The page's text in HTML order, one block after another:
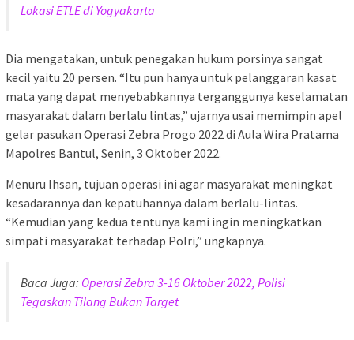
Lokasi ETLE di Yogyakarta
Dia mengatakan, untuk penegakan hukum porsinya sangat
kecil yaitu 20 persen. “Itu pun hanya untuk pelanggaran kasat
mata yang dapat menyebabkannya terganggunya keselamatan
masyarakat dalam berlalu lintas,” ujarnya usai memimpin apel
gelar pasukan Operasi Zebra Progo 2022 di Aula Wira Pratama
Mapolres Bantul, Senin, 3 Oktober 2022.
Menuru Ihsan, tujuan operasi ini agar masyarakat meningkat
kesadarannya dan kepatuhannya dalam berlalu-lintas.
“Kemudian yang kedua tentunya kami ingin meningkatkan
simpati masyarakat terhadap Polri,” ungkapnya.
Baca Juga: Operasi Zebra 3-16 Oktober 2022, Polisi
Tegaskan Tilang Bukan Target